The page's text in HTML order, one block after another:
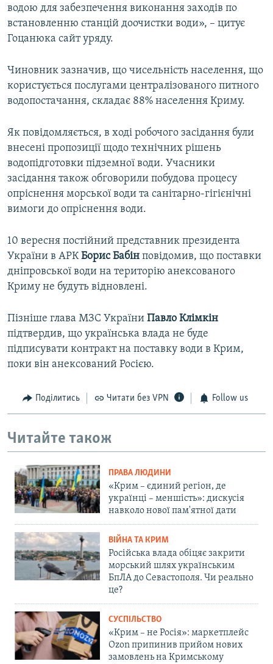
водою для забезпечення виконання заходів по
встановленню станцій доочистки води», – цитує
Гоцанюка сайт уряду.
Чиновник зазначив, що чисельність населення, що
користується послугами централізованого питного
водопостачання, складає 88% населення Криму.
Як повідомляється, в ході робочого засідання були
внесені пропозиції щодо технічних рішень
водопідготовки підземної води. Учасники
засідання також обговорили побудова процесу
опріснення морської води та санітарно-гігієнічні
вимоги до опріснення води.
10 вересня постійний представник президента
України в АРКБорис Бабін повідомив, що поставки
дніпровської води на територію анексованого
Криму не будуть відновлені.
Пізніше глава МЗС України Павло Клімкін
підтвердив, що українська влада не буде
підписувати контракт на поставку води в Крим,
поки він анексований Росією.
Поділитись Читати без VPN Follow us
Читайте також
ПРАВА ЛЮДИНИ
«Крим – єдиний регіон, де
українці – меншість»: дискусія
навколо нової пам'ятної дати
ВІЙНА ТА КРИМ
Російська влада обіцяє закрити
морський шлях українським
БпЛА до Севастополя. Чи реально
це?
СУСПІЛЬСТВО
«Крим – не Росія»: маркетплейс
Ozon припинив прийом нових
замовлень на Кримському